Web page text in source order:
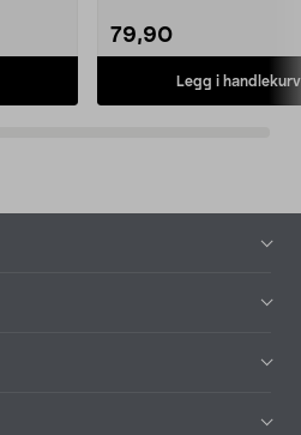
79,90
Legg i handlekurv